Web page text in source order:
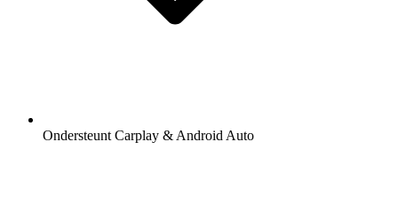
Ondersteunt Carplay & Android Auto